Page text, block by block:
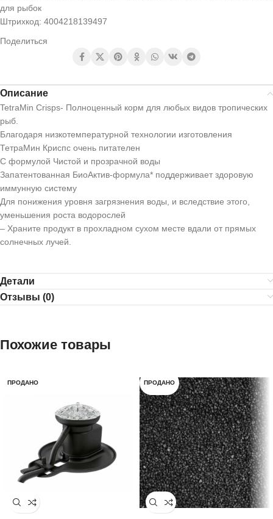
для рыбок
Штрихкод: 4004218139497
Поделиться
Описание
TetraMin Crisps- Полноценный корм для любых видов тропических
рыб.
Благодаря низкотемпературной технологии изготовления
ТетраМин Криспс очень питателен
С формулой Чистой и прозрачной воды
Запатентованная БиоАктив-формула* поддерживает здоровую
иммунную систему
Для понижения уровня загрязнения воды, и вследствие этого,
уменьшения роста водорослей
– Храните продукт в прохладном сухом месте вдали от прямых
солнечных лучей.
Детали
Отзывы (0)
Похожие товары
ПРОДАНО ПРОДАНО